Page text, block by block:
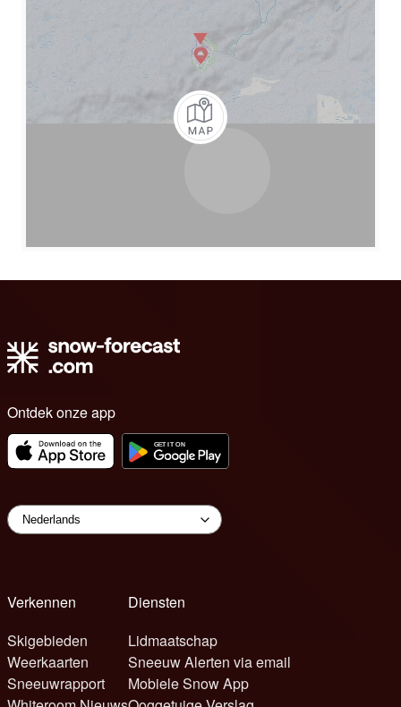
Ontdek onze app
Verkennen
Skigebieden
Weerkaarten
Sneeuwrapport
Diensten
Lidmaatschap
Sneeuw Alerten via email
Mobiele Snow App